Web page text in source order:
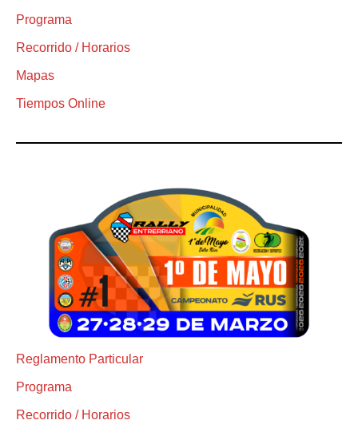
Programa
Recorrido / Horarios
Mapas
Tiempos Online
Reglamento Particular
Programa
Recorrido / Horarios